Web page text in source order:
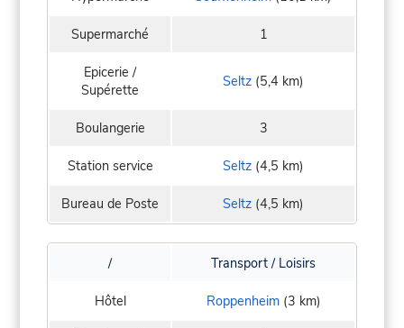
Supermarché 1
Epicerie /
Supérette
Seltz (5,4 km)
Boulangerie 3
Station service Seltz (4,5 km)
Bureau de Poste Seltz (4,5 km)
/ Transport / Loisirs
Hôtel Roppenheim(3 km)